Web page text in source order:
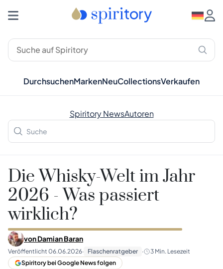
DurchsuchenMarkenNeuCollectionsVerkaufen
Spiritory NewsAutoren
Die Whisky-Welt im Jahr
2026 - Was passiert
wirklich?
vonDamian Baran
Veröffentlicht 06.06.2026· Flaschenratgeber · 3 Min. Lesezeit
Spiritory bei Google News folgen